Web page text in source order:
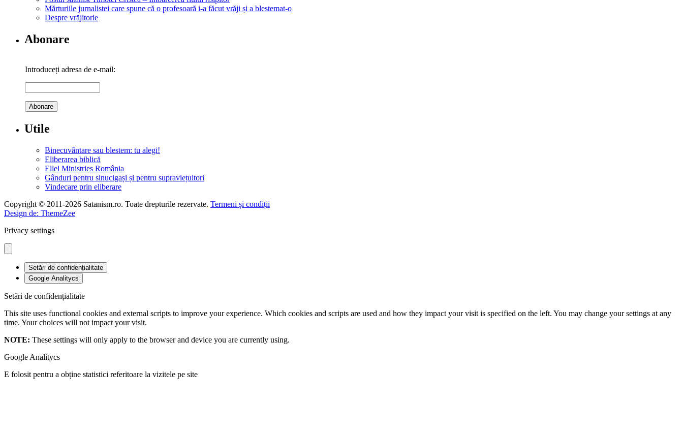
Mărturiile jurnalistei care spune că o profesoară i-a făcut vrăji și a blestemat-o
Despre vrăjitorie
Abonare
Introduceți adresa de e-mail:
Utile
Binecuvântare sau blestem: tu alegi!
Eliberarea biblică
Ellel Ministries România
Gânduri pentru sinucigași și pentru supraviețuitori
Vindecare prin eliberare
Copyright © 2011-2026 Satanism.ro. Toate drepturile rezervate. Termeni și condiții
Design de: ThemeZee
Privacy settings
Setări de confidențialitate
Google Analitycs
Setări de confidențialitate
This site uses functional cookies and external scripts to improve your experience. Which cookies and scripts are used and how they impact your visit is specified on the left. You may change your settings at any
time. Your choices will not impact your visit.
NOTE: These settings will only apply to the browser and device you are currently using.
Google Analitycs
E folosit pentru a obține statistici referitoare la vizitele pe site